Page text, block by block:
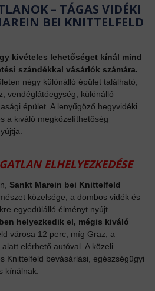
– TÁGAS VIDÉKI
BEI KNITTELFELD
kivételes lehetőséget kínál mind
szándékkal vásárlók számára.
négy különálló épület található,
vendéglátóegység, különálló
épület. A lenyűgöző hegyvidéki
a kiváló megközelíthetőség
ELHELYEZKEDÉSE
Sankt Marein bei Knittelfeld
közelsége, a dombos vidék és
egyedülálló élményt nyújt.
helyezkedik el, mégis kiváló
városa 12 perc, míg Graz, a
elérhető autóval. A közeli
Knittelfeld bevásárlási, egészségügyi
kínálnak.